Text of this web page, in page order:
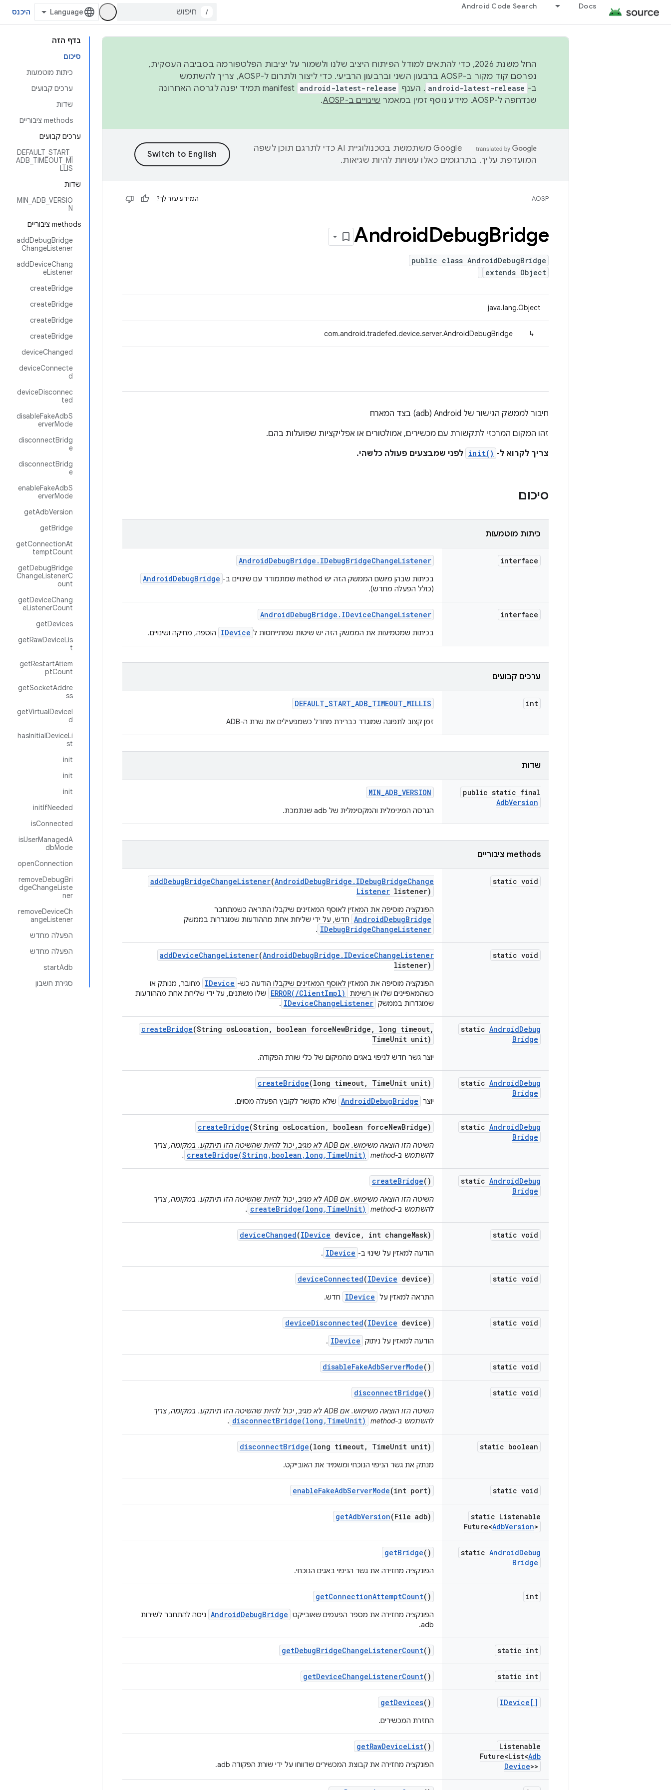
Docs
Android Code Search
/ היכנס
בדף הזה
סיכום
כיתות מוטמעות
ערכים קבועים
שדות
‫methods ציבוריים
ערכים קבועים
DEFAULT_START_
ADB_TIMEOUT_MI
LLIS
שדות
MIN_ADB_VERSIO
N
‫methods ציבוריים
addDebugBridge
ChangeListener
addDeviceChang
eListener
createBridge
createBridge
createBridge
createBridge
deviceChanged
deviceConnecte
d
deviceDisconnec
ted
disableFakeAdbS
erverMode
disconnectBridg
e
disconnectBridg
e
enableFakeAdbS
erverMode
getAdbVersion
getBridge
getConnectionAt
temptCount
getDebugBridge
ChangeListenerC
ount
getDeviceChang
eListenerCount
getDevices
getRawDeviceLis
t
getRestartAttem
ptCount
getSocketAddre
ss
getVirtualDeviceI
d
hasInitialDeviceLi
st
init
init
init
initIfNeeded
isConnected
isUserManagedA
dbMode
openConnection
removeDebugBri
dgeChangeListe
ner
removeDeviceCh
angeListener
הפעלה מחדש
הפעלה מחדש
startAdb
סגירת חשבון
החל משנת 2026, כדי להתאים למודל הפיתוח היציב שלנו ולשמור על יציבות הפלטפורמה בסביבה העסקית,
נפרסם קוד מקור ב-AOSP ברבעון השני וברבעון הרביעי. כדי ליצור ולתרום ל-AOSP, צריך להשתמש
ב- android-latest-release . הענף android-latest-release
manifest תמיד יפנה לגרסה האחרונה
שנדחפה ל-AOSP. מידע נוסף זמין במאמר
שינויים ב-AOSP .
‫Google משתמשת בטכנולוגיית AI כדי לתרגם תוכן לשפה
המועדפת עליך. בתרגומים כאלו עשויות להיות שגיאות.
AOSP המידע עזר לך?
AndroidDebugBridge
public class AndroidDebugBridge
extends Object
java.lang.Object
↳
com.android.tradefed.device.server.AndroidDebugBridge
חיבור לממשק הגישור של Android‏ (adb) בצד המארח
זהו המקום המרכזי לתקשורת עם מכשירים, אמולטורים או אפליקציות שפועלות בהם.
צריך לקרוא ל- init() לפני שמבצעים פעולה כלשהי.
סיכום
כיתות מוטמעות
interface
AndroidDebugBridge . IDebugBridgeChangeListener
בכיתות שבהן מיושם הממשק הזה יש method שמתמודד עם שינויים ב- AndroidDebugBridge
(כולל הפעלה מחדש).
interface
AndroidDebugBridge . IDeviceChangeListener
בכיתות שמטמיעות את הממשק הזה יש שיטות שמתייחסות ל IDevice הוספה, מחיקה ושינויים.
ערכים קבועים
int
DEFAULT_START_ADB_TIMEOUT_MILLIS
זמן קצוב לתפוגה שמוגדר כברירת מחדל כשמפעילים את שרת ה-ADB
שדות
public static final
AdbVersion
MIN_ADB_VERSION
הגרסה המינימלית והמקסימלית של adb שנתמכת.
‫methods ציבוריים
static void
addDebugBridgeChangeListener(AndroidDebugBridge . IDebugBridgeChange
Listener listener)
הפונקציה מוסיפה את המאזין לאוסף המאזינים שיקבלו התראה כשמתחבר
AndroidDebugBridge חדש, על ידי שליחת אחת מההודעות שמוגדרות בממשק
IDebugBridgeChangeListener
.
static void
addDeviceChangeListener(AndroidDebugBridge . IDeviceChangeListener
listener)
הפונקציה מוסיפה את המאזין לאוסף המאזינים שיקבלו הודעה כש- IDevice
מחובר, מנותק או
כשהמאפיינים שלו או רשימת
ERROR(/ClientImpl)
שלו משתנים, על ידי שליחת אחת מההודעות
שמוגדרות בממשק IDeviceChangeListener
.
static AndroidDebug
Bridge
createBridge(String osLocation , boolean forceNewBridge , long timeout,
TimeUnit unit)
יוצר גשר חדש לניפוי באגים מהמיקום של כלי שורת הפקודה.
static AndroidDebug
Bridge
createBridge(long timeout, TimeUnit unit)
יוצר AndroidDebugBridge שלא מקושר לקובץ הפעלה מסוים.
static AndroidDebug
Bridge
createBridge(String osLocation , boolean forceNewBridge)
השיטה הזו הוצאה משימוש. אם ADB לא מגיב, יכול להיות שהשיטה הזו תיתקע. במקומה, צריך
להשתמש ב-method‏
createBridge(String,boolean,long,TimeUnit)
.
static AndroidDebug
Bridge
createBridge()
השיטה הזו הוצאה משימוש. אם ADB לא מגיב, יכול להיות שהשיטה הזו תיתקע. במקומה, צריך
להשתמש ב-method‏
createBridge(long,TimeUnit)
.
static void
deviceChanged(IDevice device , int changeMask)
הודעה למאזין על שינוי ב- IDevice
.
static void
deviceConnected(IDevice device)
התראה למאזין על IDevice חדש.
static void
deviceDisconnected(IDevice device)
הודעה למאזין על ניתוק IDevice
.
static void
disableFakeAdbServerMode()
static void
disconnectBridge()
השיטה הזו הוצאה משימוש. אם ADB לא מגיב, יכול להיות שהשיטה הזו תיתקע. במקומה, צריך
להשתמש ב-method‏
disconnectBridge(long,TimeUnit)
.
static boolean
disconnectBridge(long timeout, TimeUnit unit)
מנתק את גשר הניפוי הנוכחי ומשמיד את האובייקט.
static void
enableFakeAdbServerMode(int port)
static Listenable
Future<AdbVersion>
getAdbVersion(File adb)
static AndroidDebug
Bridge
getBridge()
הפונקציה מחזירה את גשר הניפוי באגים הנוכחי.
int
getConnectionAttemptCount()
הפונקציה מחזירה את מספר הפעמים שאובייקט AndroidDebugBridge ניסה להתחבר לשירות
adb.
static int
getDebugBridgeChangeListenerCount()
static int
getDeviceChangeListenerCount()
IDevice[]
getDevices()
החזרת המכשירים.
Listenable
Future<List<Adb
Device>>
getRawDeviceList()
הפונקציה מחזירה את קבוצת המכשירים שדווחו על ידי שורת הפקודה adb.